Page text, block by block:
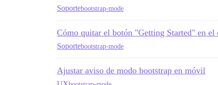
Soportebootstrap-mode
Cómo quitar el botón "Getting Started" en el
Soportebootstrap-mode
Ajustar aviso de modo bootstrap en móvil